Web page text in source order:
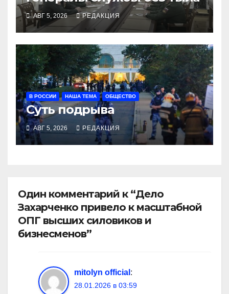
АВГ 5, 2026 РЕДАКЦИЯ
В РОССИИ НАША ТЕМА ОБЩЕСТВО
Суть подрыва
АВГ 5, 2026 РЕДАКЦИЯ
Один комментарий к “Дело
Захарченко привело к масштабной
ОПГ высших силовиков и
бизнесменов”
mitolyn official :
28.01.2026 в 03:59